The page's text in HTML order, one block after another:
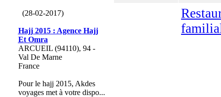
(28-02-2017)
Hajj 2015 : Agence Hajj
Et Omra
ARCUEIL (94110), 94 -
Val De Marne
France
Pour le hajj 2015, Akdes
voyages met à votre dispo...